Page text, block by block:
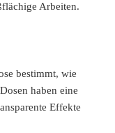
Arbeiten.
bestimmt, wie
haben eine
Effekte